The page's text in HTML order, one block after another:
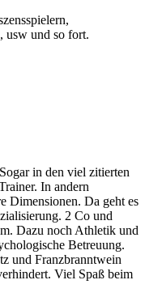
usw und so fort.
in den viel zitierten
In andern
Dimensionen. Da geht es
2 Co und
Dazu noch Athletik und
Betreuung.
und Franzbranntwein
Viel Spaß beim